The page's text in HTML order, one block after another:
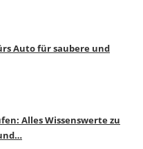
Auto für saubere und
Alles Wissenswerte zu